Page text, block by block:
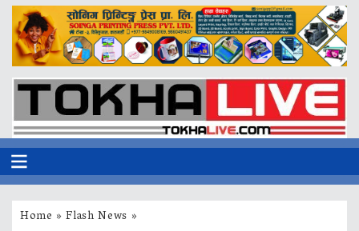
Home »Flash News »